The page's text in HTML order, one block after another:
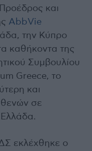
και
AbbVie
την Κύπρο
καθήκοντα της
Συμβουλίου
Greece, το
και
σε
Ελλάδα.
εκλέχθηκε ο